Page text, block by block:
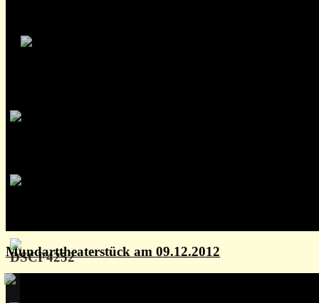
Mundarttheaterstück am 09.12.2012